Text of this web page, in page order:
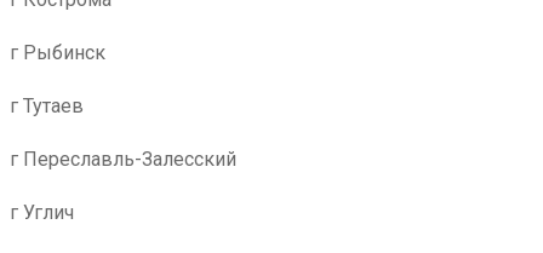
г Рыбинск
г Тутаев
г Переславль-Залесский
г Углич